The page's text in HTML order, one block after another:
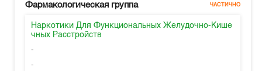
Фармакологическая группа ЧАСТИЧНО
Наркотики Для Функциональных Желудочно-Кише
чных Расстройств
-
-